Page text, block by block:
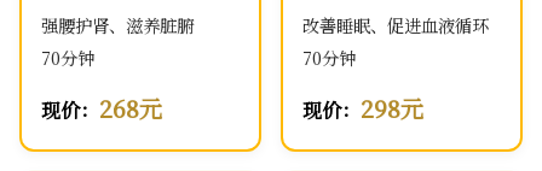
强腰护肾、滋养脏腑
70分钟
现价： 268元
改善睡眠、促进血液循环
70分钟
现价： 298元